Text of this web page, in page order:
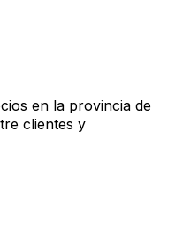
en la provincia de
clientes y